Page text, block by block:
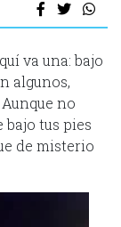
va una: bajo
algunos,
no
bajo tus pies
de misterio